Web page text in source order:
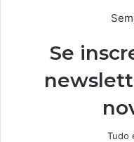
Se
Tudo